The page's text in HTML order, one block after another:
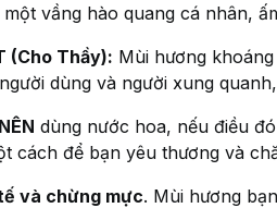
vầng hào quang cá nhân,
(Cho Thầy): Mùi hương
dùng và người xung
dùng nước hoa, nếu điều
cách để bạn yêu thương và
và chừng mực. Mùi hương